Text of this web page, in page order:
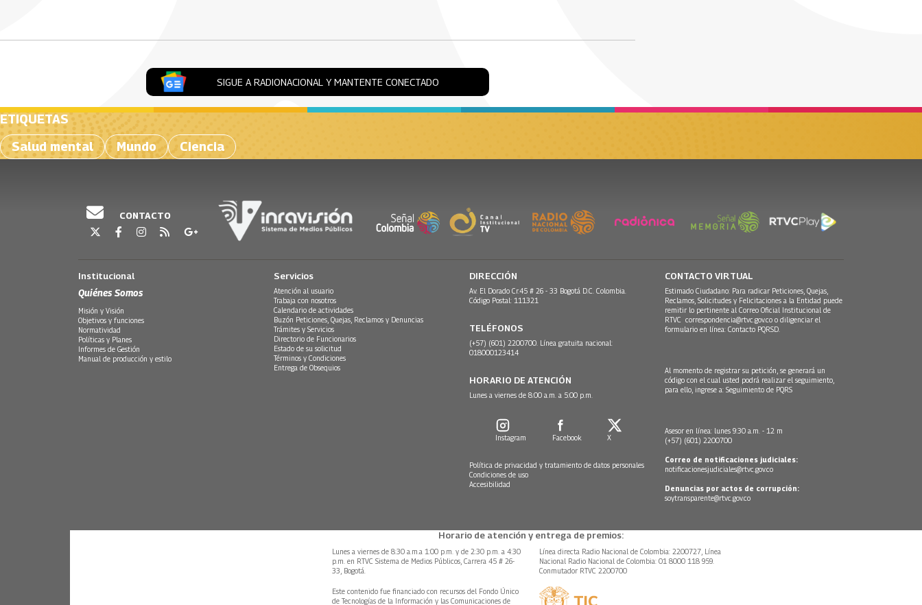
SIGUE A RADIONACIONAL Y MANTENTE CONECTADO
ETIQUETAS
Salud mental
Mundo Ciencia
CONTACTO
Institucional
Quiénes Somos
Misión y Visión
Objetivos y funciones
Normatividad
Políticas y Planes
Informes de Gestión
Manual de producción y estilo
Servicios
Atención al usuario
Trabaja con nosotros
Calendario de actividades
Buzón Peticiones, Quejas, Reclamos y Denuncias
Trámites y Servicios
Directorio de Funcionarios
Estado de su solicitud
Términos y Condiciones
Entrega de Obsequios
DIRECCIÓN
Av. El Dorado Cr.45 # 26 - 33 Bogotá D.C. Colombia.
Código Postal: 111321
TELÉFONOS
(+57) (601) 2200700. Línea gratuita nacional:
018000123414
HORARIO DE ATENCIÓN
Lunes a viernes de 8:00 a.m. a 5:00 p.m.
Instagram Facebook X
Política de privacidad y tratamiento de datos personales
Condiciones de uso
Accesibilidad
CONTACTO VIRTUAL
Estimado Ciudadano: Para radicar Peticiones, Quejas,
Reclamos, Solicitudes y Felicitaciones a la Entidad puede
remitir lo pertinente al Correo Oficial Institucional de
RTVC correspondencia@rtvc.gov.co o diligenciar el
formulario en línea: Contacto PQRSD.
Al momento de registrar su petición, se generará un
código con el cual usted podrá realizar el seguimiento,
para ello, ingrese a: Seguimiento de PQRS
Asesor en línea: lunes 9:30 a.m. - 12 m
(+57) (601) 2200700
Correo de notificaciones judiciales:
notificacionesjudiciales@rtvc.gov.co
Denuncias por actos de corrupción:
soytransparente@rtvc.gov.co
Horario de atención y entrega de premios:
Lunes a viernes de 8:30 a.m.a 1:00 p.m. y de 2:30 p.m. a 4:30
p.m. en RTVC Sistema de Medios Públicos, Carrera 45 # 26-
33, Bogotá.
Línea directa Radio Nacional de Colombia: 2200727, Línea
Nacional Radio Nacional de Colombia: 01 8000 118 959.
Conmutador RTVC 2200700
Este contenido fue financiado con recursos del Fondo Único
de Tecnologías de la Información y las Comunicaciones de